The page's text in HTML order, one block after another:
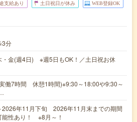
支給あり 土日祝日が休み WEB登録OK
3分
・金(週4日) ※週5日もOK！／土日祝お休
働7時間 休憩1時間)※9:30～18:00や9:30～
2026年11月下旬 2026年11月末までの期間
能性あり！ ※8月～！